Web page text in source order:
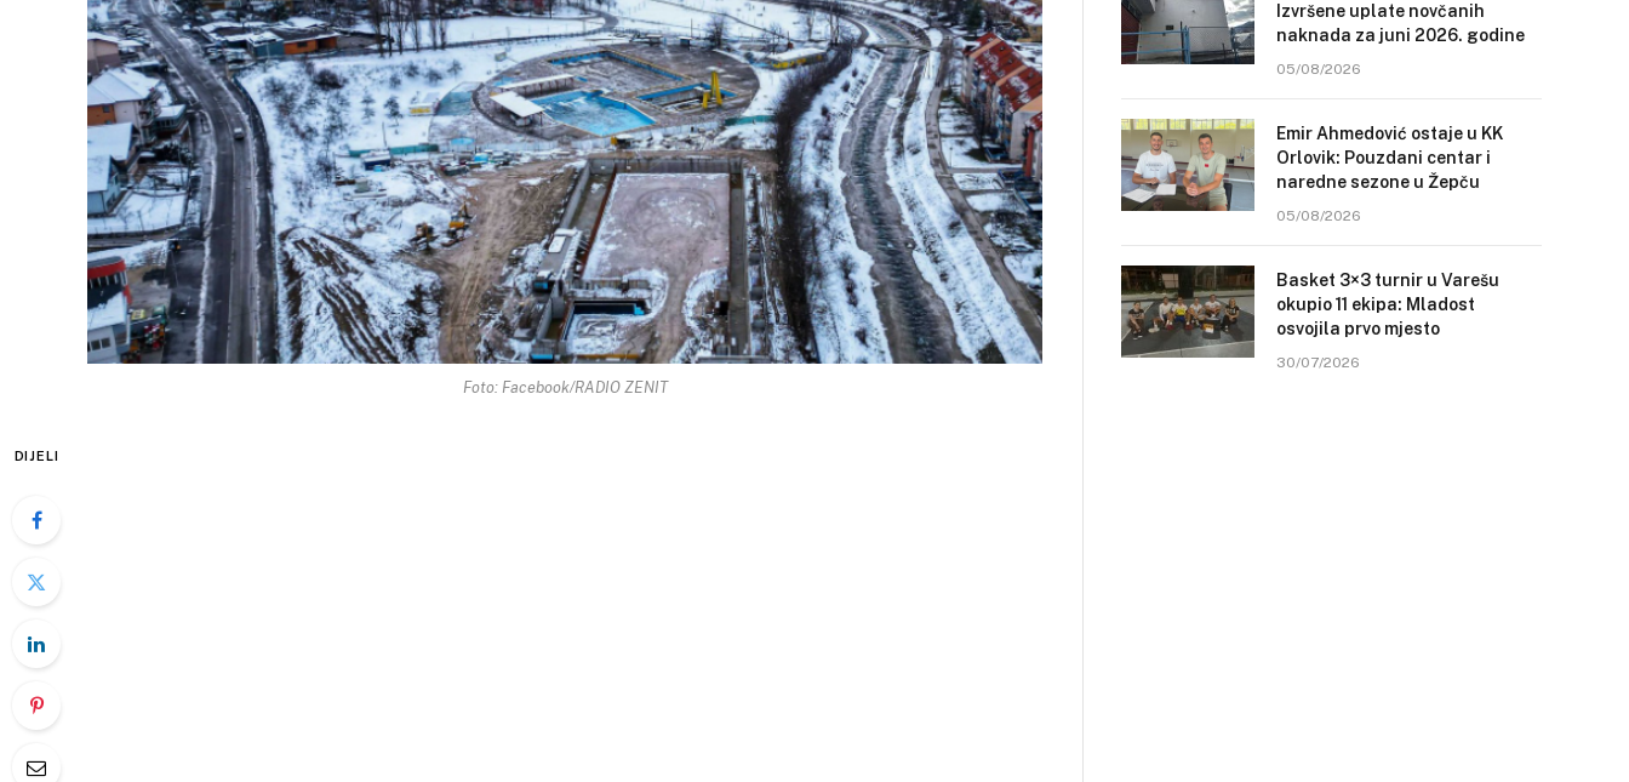
Foto: Facebook/RADIO ZENIT
DIJELI
Izvršene uplate novčanih
naknada za juni 2026. godine
05/08/2026
Emir Ahmedović ostaje u KK
Orlovik: Pouzdani centar i
naredne sezone u Žepču
05/08/2026
Basket 3×3 turnir u Varešu
okupio 11 ekipa: Mladost
osvojila prvo mjesto
30/07/2026